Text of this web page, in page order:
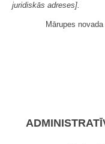
juridiskās adreses].
Mārupes